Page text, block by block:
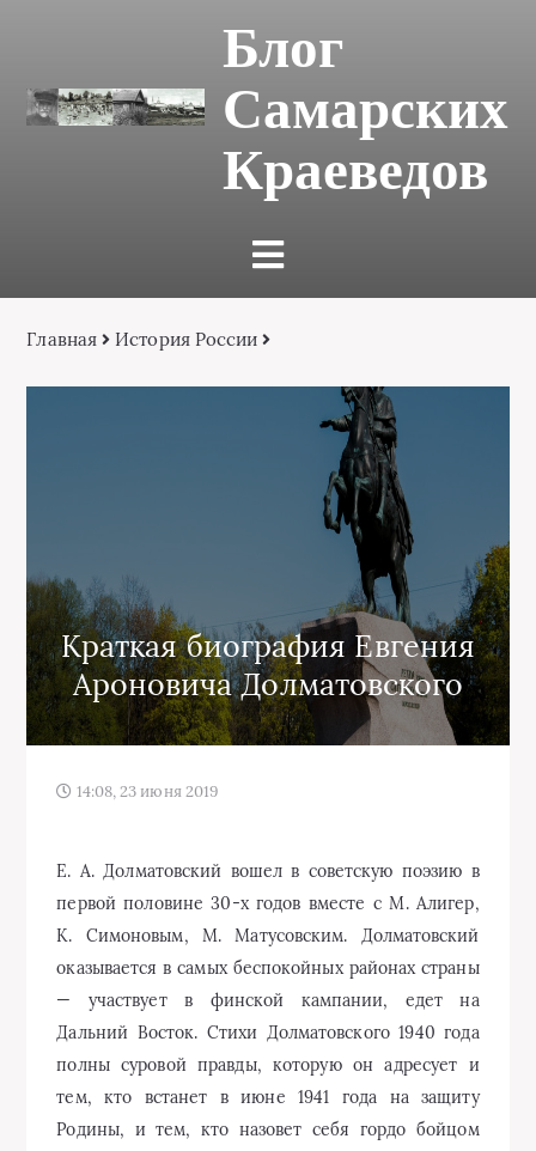
Блог
Самарских
Краеведов
Главная История России
Краткая биография Евгения
Ароновича Долматовского
14:08, 23 июня 2019
Е. А. Долматовский вошел в советскую поэзию в
первой половине 30-х годов вместе с М. Алигер,
К. Симоновым, М. Матусовским. Долматовский
оказывается в самых беспокойных районах страны
— участвует в финской кампании, едет на
Дальний Восток. Стихи Долматовского 1940 года
полны суровой правды, которую он адресует и
тем, кто встанет в июне 1941 года на защиту
Родины, и тем, кто назовет себя гордо бойцом